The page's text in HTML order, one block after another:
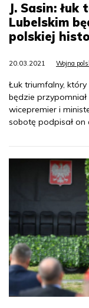
J. Sasin:
Lubelskim
polskiej
20.03.2021 Wojna
Łuk triumfalny,
będzie
wicepremier i
sobotę podpisał